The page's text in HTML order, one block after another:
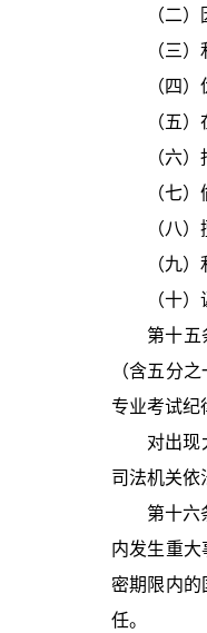
（二
（三
（四
（五
（六
（七
（八
（九
（十
第十
（含五分
专业考试纪
对出
司法机关依
第十
内发生重
密期限内
任。